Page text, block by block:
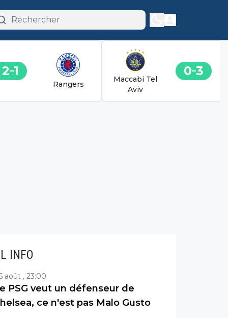
2 1
Rangers
Maccabi Tel
Aviv
0 3
INFO
août , 23:00
PSG veut un défenseur de
ce n'est pas Malo Gusto